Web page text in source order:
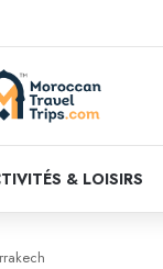
& LOISIRS